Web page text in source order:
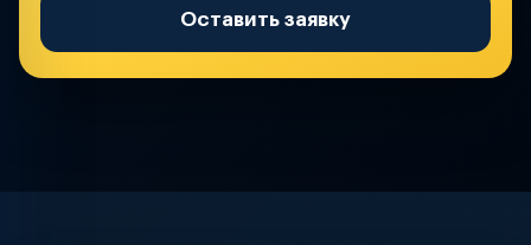
Оставить заявку